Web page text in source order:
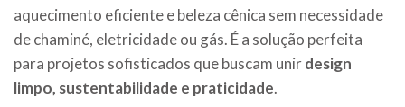
aquecimento eficiente e beleza cênica sem necessidade
de chaminé, eletricidade ou gás. É a solução perfeita
para projetos sofisticados que buscam unirdesign
limpo, sustentabilidade e praticidade.